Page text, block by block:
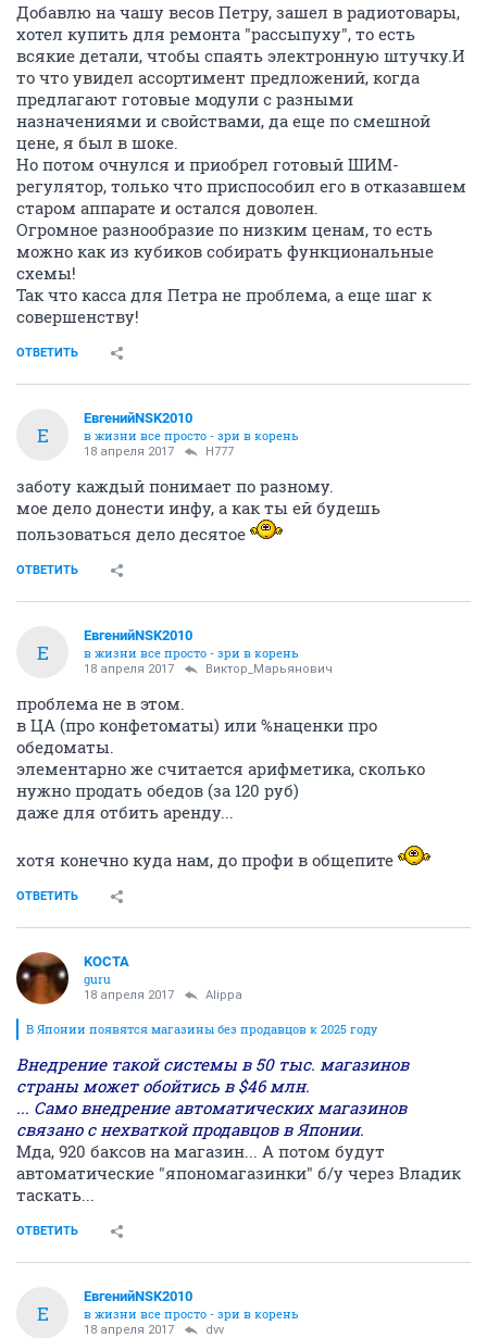
Добавлю на чашу весов Петру, зашел в радиотовары,
хотел купить для ремонта "рассыпуху", то есть
всякие детали, чтобы спаять электронную штучку.И
то что увидел ассортимент предложений, когда
предлагают готовые модули с разными
назначениями и свойствами, да еще по смешной
цене, я был в шоке.
Но потом очнулся и приобрел готовый ШИМ-
регулятор, только что приспособил его в отказавшем
старом аппарате и остался доволен.
Огромное разнообразие по низким ценам, то есть
можно как из кубиков собирать функциональные
схемы!
Так что касса для Петра не проблема, а еще шаг к
совершенству!
ОТВЕТИТЬ
Е
ЕвгенийNSK2010
в жизни все просто - зри в корень
18 апреля 2017 H777
заботу каждый понимает по разному.
мое дело донести инфу, а как ты ей будешь
пользоваться дело десятое
ОТВЕТИТЬ
Е
ЕвгенийNSK2010
в жизни все просто - зри в корень
18 апреля 2017 Виктор_Марьянович
проблема не в этом.
в ЦА (про конфетоматы) или %наценки про
обедоматы.
элементарно же считается арифметика, сколько
нужно продать обедов (за 120 руб)
даже для отбить аренду...
хотя конечно куда нам, до профи в общепите
ОТВЕТИТЬ
KOCTA
guru
18 апреля 2017 Alippa
В Японии появятся магазины без продавцов к 2025 году
Внедрение такой системы в 50 тыс. магазинов
страны может обойтись в $46 млн.
... Само внедрение автоматических магазинов
связано с нехваткой продавцов в Японии.
Мда, 920 баксов на магазин... А потом будут
автоматические "япономагазинки" б/у через Владик
таскать...
ОТВЕТИТЬ
Е
ЕвгенийNSK2010
в жизни все просто - зри в корень
18 апреля 2017 dvv